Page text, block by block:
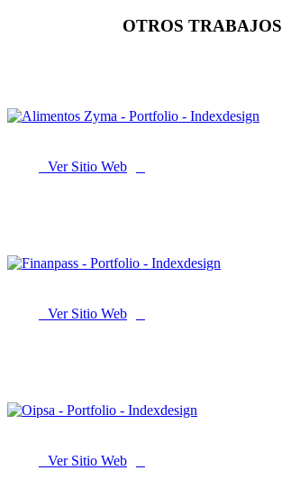
OTROS TRABAJOS
Ver Sitio Web
Ver Sitio Web
Ver Sitio Web